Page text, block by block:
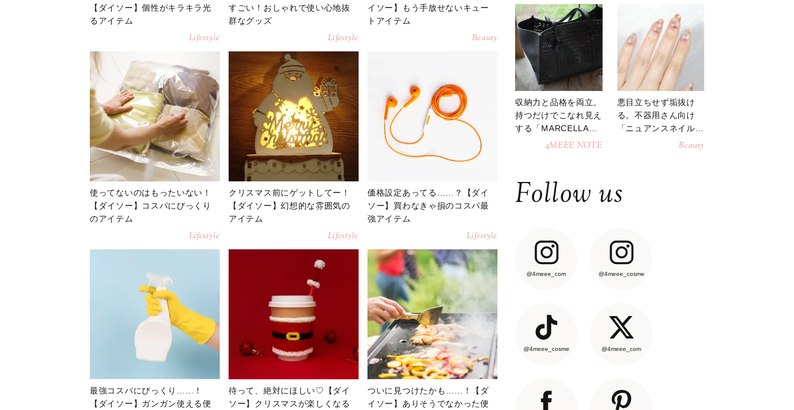
【ダイソー】個性がキラキラ光
るアイテム
Lifestyle
すごい！おしゃれで使い心地抜
群なグッズ
Lifestyle
イソー】もう手放せないキュー
トアイテム
Beauty
使ってないのはもったいない！
【ダイソー】コスパにびっくり
のアイテム
Lifestyle
クリスマス前にゲットしてー！
【ダイソー】幻想的な雰囲気の
アイテム
Lifestyle
価格設定あってる……？【ダイ
ソー】買わなきゃ損のコスパ最
強アイテム
Lifestyle
最強コスパにびっくり……！
【ダイソー】ガンガン使える便
待って、絶対にほしい♡【ダイ
ソー】クリスマスが楽しくなる
ついに見つけたかも……！【ダ
イソー】ありそうでなかった便
収納力と品格を両立。
持つだけでこなれ見え
する「MARCELLAト
ートバッグ」4MEEE NOTE
悪目立ちせず垢抜け
る。不器用さん向け
「ニュアンスネイル」
Beauty
Follow us
@4meee_com @4meee_cosme
@4meee_cosme @4meee_com